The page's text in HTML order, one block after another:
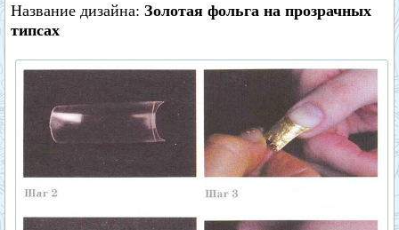
Название дизайна: Золотая фольга на прозрачных
типсах